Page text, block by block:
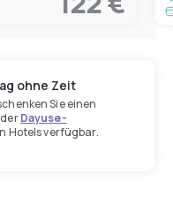
ohne Zeit
Sie einen
Dayuse-
Hotels verfügbar.